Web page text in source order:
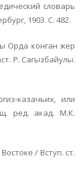
словарь
1903. С. 482.
Орда конган жер
Р. Сагызбайулы.
казачьих, или
ред. акад. М.К.
/ Вступ. ст.